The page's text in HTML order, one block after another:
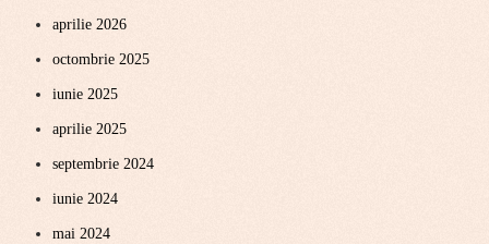
aprilie 2026
octombrie 2025
iunie 2025
aprilie 2025
septembrie 2024
iunie 2024
mai 2024